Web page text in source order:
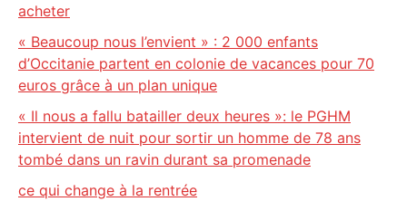
acheter
« Beaucoup nous l’envient » : 2 000 enfants
d’Occitanie partent en colonie de vacances pour 70
euros grâce à un plan unique
« Il nous a fallu batailler deux heures »: le PGHM
intervient de nuit pour sortir un homme de 78 ans
tombé dans un ravin durant sa promenade
ce qui change à la rentrée